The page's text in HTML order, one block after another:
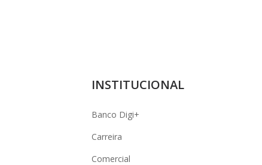
INSTITUCIONAL
Banco Digi+
Carreira
Comercial